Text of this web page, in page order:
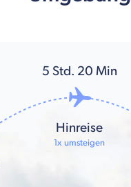
5 Std. 20 Min
Hinreise
1x umsteigen